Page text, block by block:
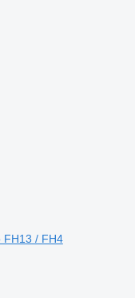
FH13 / FH4